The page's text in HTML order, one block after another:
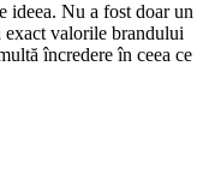
ideea. Nu a fost doar un
exact valorile brandului
încredere în ceea ce